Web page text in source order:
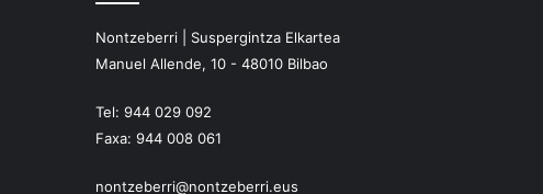
Nontzeberri | Suspergintza Elkartea
Manuel Allende, 10 - 48010 Bilbao
Tel: 944 029 092
Faxa: 944 008 061
nontzeberri@nontzeberri.eus